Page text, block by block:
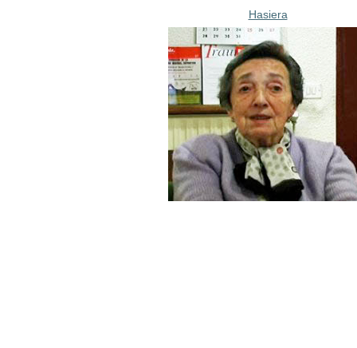
Hasiera